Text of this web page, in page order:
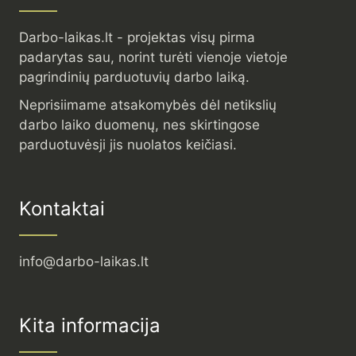
Darbo-laikas.lt - projektas visų pirma
padarytas sau, norint turėti vienoje vietoje
pagrindinių parduotuvių darbo laiką.
Neprisiimame atsakomybės dėl netikslių
darbo laiko duomenų, nes skirtingose
parduotuvėsji jis nuolatos keičiasi.
Kontaktai
info@darbo-laikas.lt
Kita informacija